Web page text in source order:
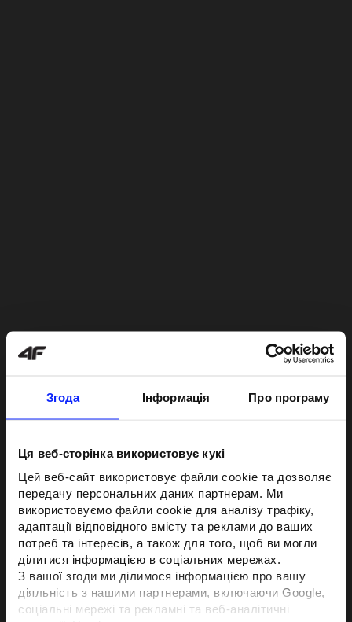
Згода Інформація Про програму
Ця веб-сторінка використовує кукі
Цей веб-сайт використовує файли cookie та дозволяє
передачу персональних даних партнерам. Ми
використовуємо файли cookie для аналізу трафіку,
адаптації відповідного вмісту та реклами до ваших
потреб та інтересів, а також для того, щоб ви могли
ділитися інформацією в соціальних мережах.
З вашої згоди ми ділимося інформацією про вашу
діяльність з нашими партнерами, включаючи Google,
соціальні мережі та рекламні та веб-аналітичні